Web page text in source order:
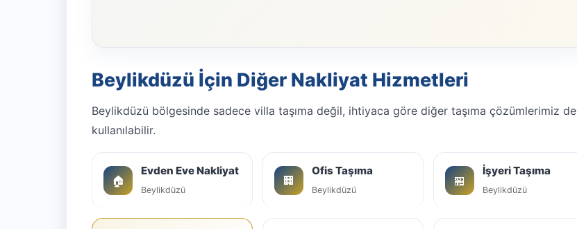
Beylikdüzü İçin Diğer Nakliyat Hizmetleri
Beylikdüzü bölgesinde sadece villa taşıma değil, ihtiyaca göre diğer taşıma çözümlerimiz de
kullanılabilir.
🏠
Evden Eve Nakliyat
Beylikdüzü
🏢
Ofis Taşıma
Beylikdüzü
🏪
İşyeri Taşıma
Beylikdüzü